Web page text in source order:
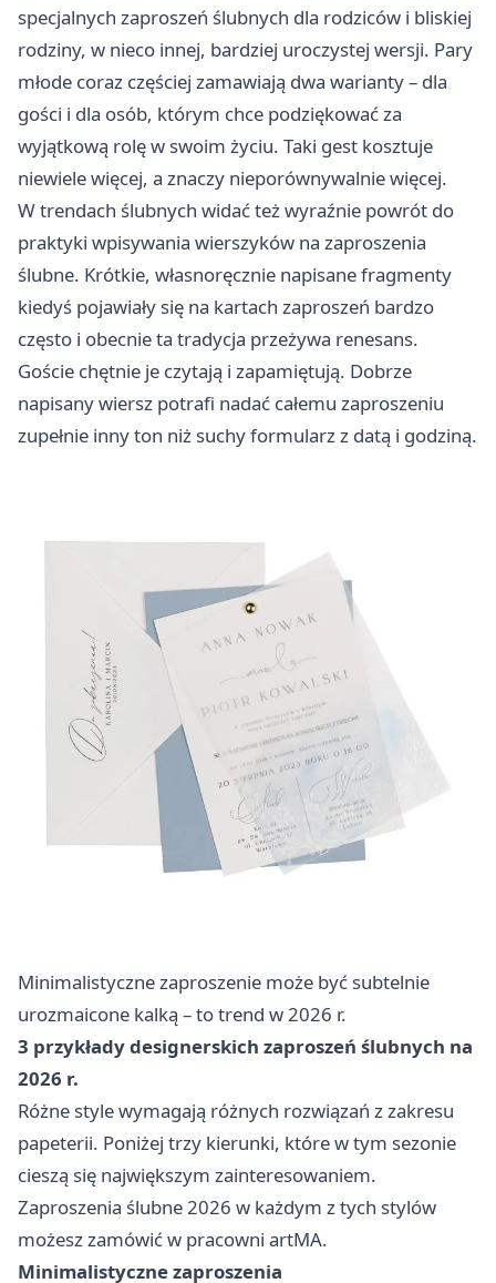
specjalnych zaproszeń ślubnych dla rodziców i bliskiej
rodziny, w nieco innej, bardziej uroczystej wersji. Pary
młode coraz częściej zamawiają dwa warianty – dla
gości i dla osób, którym chce podziękować za
wyjątkową rolę w swoim życiu. Taki gest kosztuje
niewiele więcej, a znaczy nieporównywalnie więcej.
W trendach ślubnych widać też wyraźnie powrót do
praktyki wpisywania wierszyków na zaproszenia
ślubne. Krótkie, własnoręcznie napisane fragmenty
kiedyś pojawiały się na kartach zaproszeń bardzo
często i obecnie ta tradycja przeżywa renesans.
Goście chętnie je czytają i zapamiętują. Dobrze
napisany wiersz potrafi nadać całemu zaproszeniu
zupełnie inny ton niż suchy formularz z datą i godziną.
Minimalistyczne zaproszenie może być subtelnie
urozmaicone kalką – to trend w 2026 r.
3 przykłady designerskich zaproszeń ślubnych na
2026 r.
Różne style wymagają różnych rozwiązań z zakresu
papeterii. Poniżej trzy kierunki, które w tym sezonie
cieszą się największym zainteresowaniem.
Zaproszenia ślubne 2026 w każdym z tych stylów
możesz zamówić w pracowni artMA.
Minimalistyczne zaproszenia